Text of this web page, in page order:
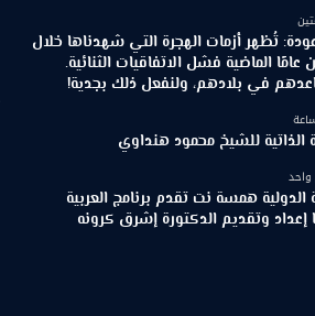
تُظهر أزمات الهجرة التي شهدناها خلال
عامًا الماضية فشل الاتفاقيات الثنائية.
في بلادهم، ولنفعل ذلك بجدية!
الذاتية للشيخ محمود هنداوي
الدولية همسة نت تقدم برنامج العربية
إعداد وتقديم الدكتورة إشرق كرونه